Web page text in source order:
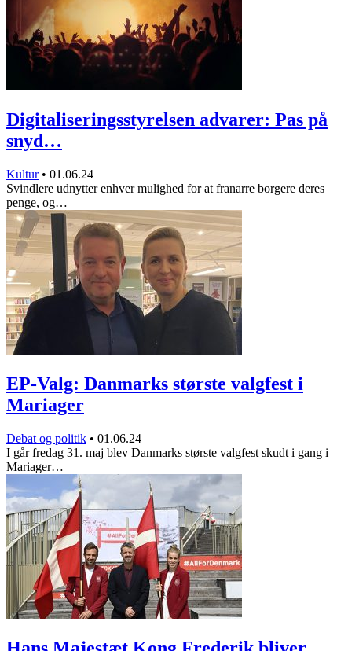
Digitaliseringsstyrelsen advarer: Pas på
snyd…
Kultur • 01.06.24
Svindlere udnytter enhver mulighed for at franarre borgere deres
penge, og…
EP-Valg: Danmarks største valgfest i
Mariager
Debat og politik • 01.06.24
I går fredag 31. maj blev Danmarks største valgfest skudt i gang i
Mariager…